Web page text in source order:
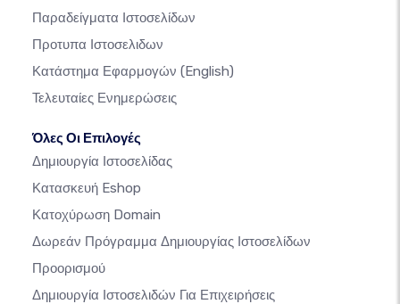
Παραδείγματα Ιστοσελίδων
Προτυπα Ιστοσελιδων
Κατάστημα Εφαρμογών (English)
Τελευταίες Ενημερώσεις
Όλες Οι Επιλογές
Δημιουργία Ιστοσελίδας
Κατασκευή Eshop
Κατοχύρωση Domain
Δωρεάν Πρόγραμμα Δημιουργίας Ιστοσελίδων
Προορισμού
Δημιουργία Ιστοσελιδών Για Επιχειρήσεις